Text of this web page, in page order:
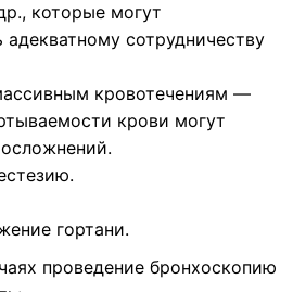
которые могут
адекватному сотрудничеству
кровотечениям —
крови могут
осложнений.
гортани.
проведение бронхоскопию